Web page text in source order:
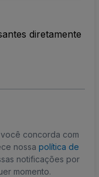
diretamente
concorda com
nossa política de
notificações por
momento.